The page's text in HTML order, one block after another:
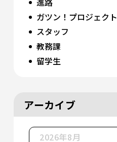
ガツン！プロジェクト
スタッフ
教務課
留学生
アーカイブ